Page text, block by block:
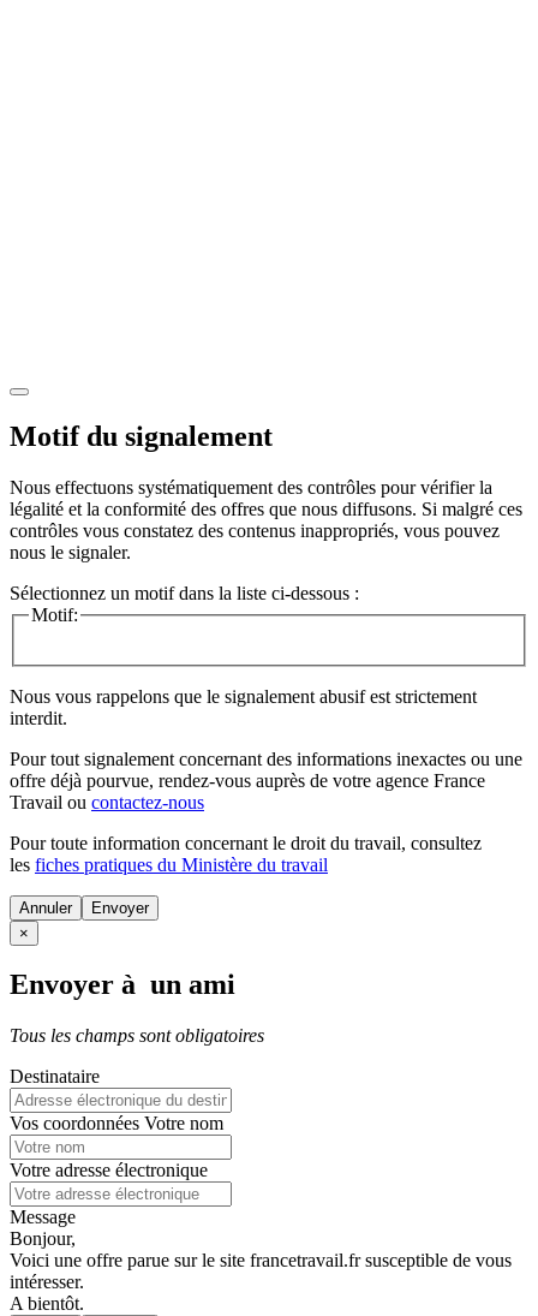
Motif du signalement
Nous effectuons systématiquement des contrôles pour vérifier la
légalité et la conformité des offres que nous diffusons. Si malgré ces
contrôles vous constatez des contenus inappropriés, vous pouvez
nous le signaler.
Sélectionnez un motif dans la liste ci-dessous :
Motif:
Nous vous rappelons que le signalement abusif est strictement
interdit.
Pour tout signalement concernant des informations inexactes ou une
offre déjà pourvue, rendez-vous auprès de votre agence France
Travail ou contactez-nous
Pour toute information concernant le droit du travail, consultez
les fiches pratiques du Ministère du travail
Annuler
×
Envoyer à un ami
Tous les champs sont obligatoires
Destinataire
Vos coordonnées Votre nom
Votre adresse électronique
Message
Bonjour,
Voici une offre parue sur le site francetravail.fr susceptible de vous
intéresser.
A bientôt.